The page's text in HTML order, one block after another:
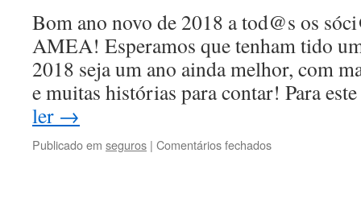
Bom ano novo de 2018 a tod@s os
AMEA! Esperamos que tenham tido
2018 seja um ano ainda melhor, com
e muitas histórias para contar! Para
ler →
Publicado em seguros | Comentários fechados